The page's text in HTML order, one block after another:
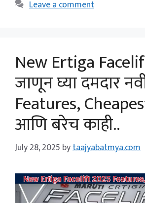
Leave a comment
New Ertiga
जाणून घ्या दमदार
Features,
आणि बरेच काही..
July 28, 2025 bytaajyabatmya.com